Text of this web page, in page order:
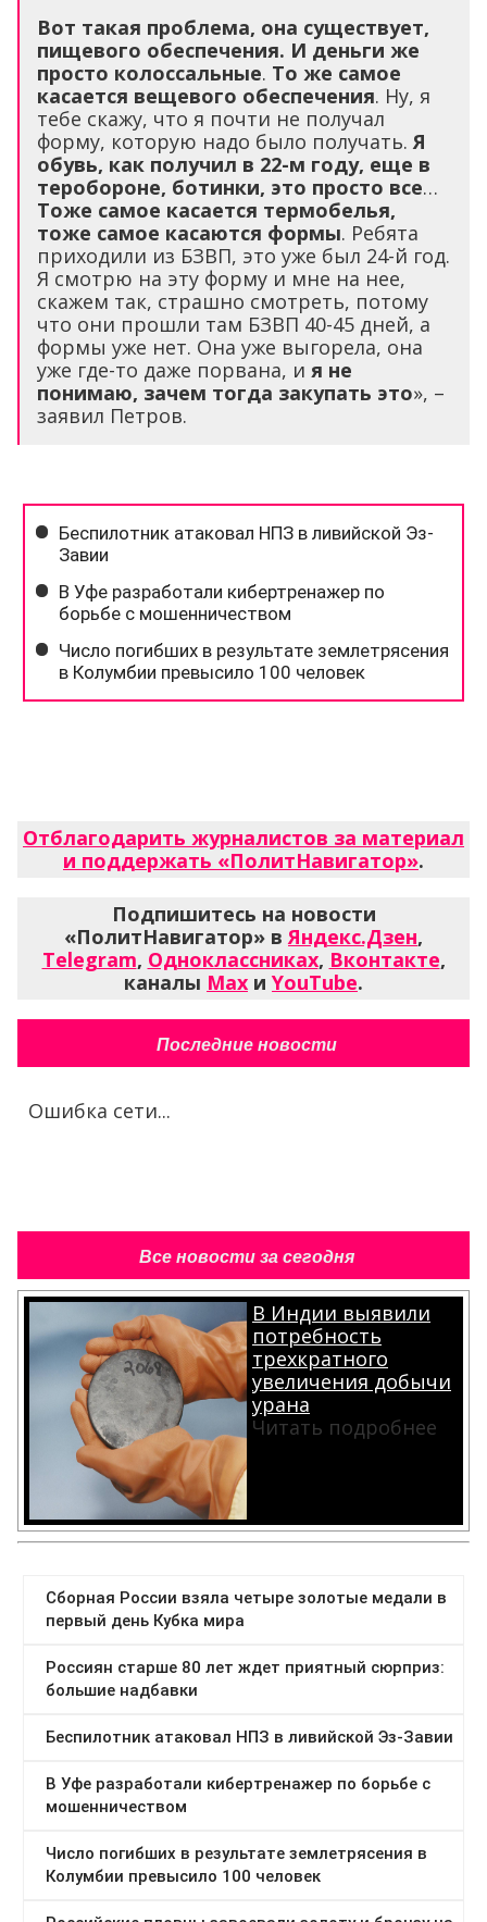
Вот такая проблема, она существует,
пищевого обеспечения. И деньги же
просто колоссальные. То же самое
касается вещевого обеспечения. Ну, я
тебе скажу, что я почти не получал
форму, которую надо было получать.Я
обувь, как получил в 22-м году, еще в
теробороне, ботинки, это просто все…
Тоже самое касается термобелья,
тоже самое касаются формы. Ребята
приходили из БЗВП, это уже был 24-й год.
Я смотрю на эту форму и мне на нее,
скажем так, страшно смотреть, потому
что они прошли там БЗВП 40-45 дней, а
формы уже нет. Она уже выгорела, она
уже где-то даже порвана, и я не
понимаю, зачем тогда закупать это», –
заявил Петров.
Отблагодарить журналистов за материал
и поддержать «ПолитНавигатор».
Подпишитесь на новости
«ПолитНавигатор» вЯндекс.Дзен,
Telegram, Одноклассниках, Вконтакте,
каналы Max и YouTube.
Последние новости
Ошибка сети...
Все новости за сегодня
В Индии выявили
потребность
трехкратного
увеличения добычи
урана
Читать подробнее